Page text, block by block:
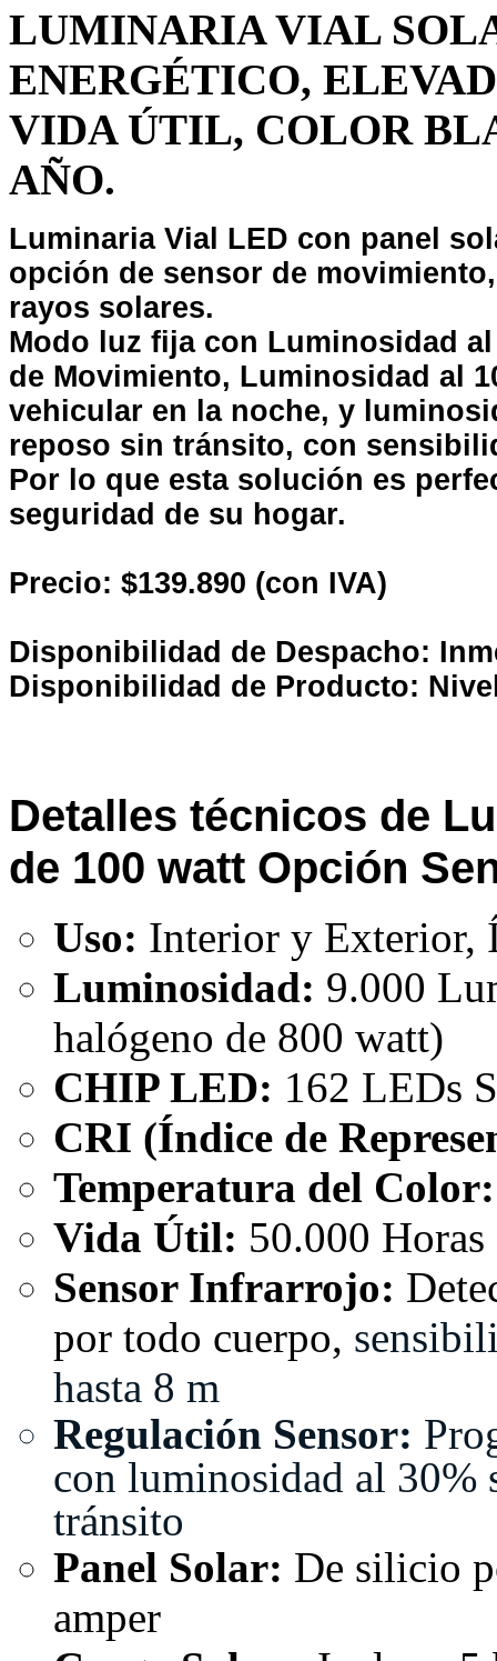
LUMINARIA VIAL
ENERGÉTICO,
VIDA ÚTIL, COLOR
AÑO.
Luminaria Vial LED con panel
opción de sensor de
rayos solares.
Modo luz fija con Luminosidad
de Movimiento, Luminosidad al
vehicular en la noche, y
reposo sin tránsito, con
Por lo que esta solución es
seguridad de su hogar.
Precio: $139.890 (con IVA)
Disponibilidad de Despacho:
Disponibilidad de Producto:
Detalles técnicos de
de 100 watt Opción
Uso: Interior y Exterior,
Luminosidad: 9.000
halógeno de 800 watt)
CHIP LED: 162 LEDs
CRI (Índice de
Temperatura del Color:
Vida Útil: 50.000 Horas
Sensor Infrarrojo:
por todo cuerpo,
hasta 8 m
Regulación Sensor:
con luminosidad al 30%
tránsito
Panel Solar: De silicio
amper